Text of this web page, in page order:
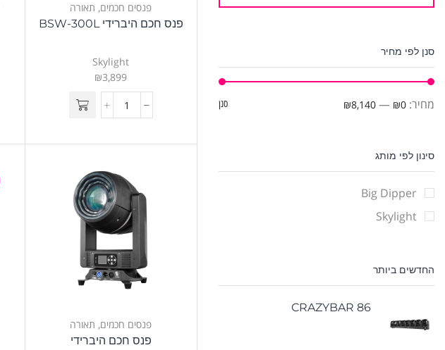
פנסים חכמים, תאורה
פנס חכם היברידי BSW-300L
Skylight
₪3,899
פנסים חכמים, תאורה
פנס חכם היברידי
סנן לפי מחיר
סנן מחיר: ₪0
—
₪8,140
סינון לפי מותג
Big Dipper
Skylight
החדשים ביותר
CRAZYBAR 86